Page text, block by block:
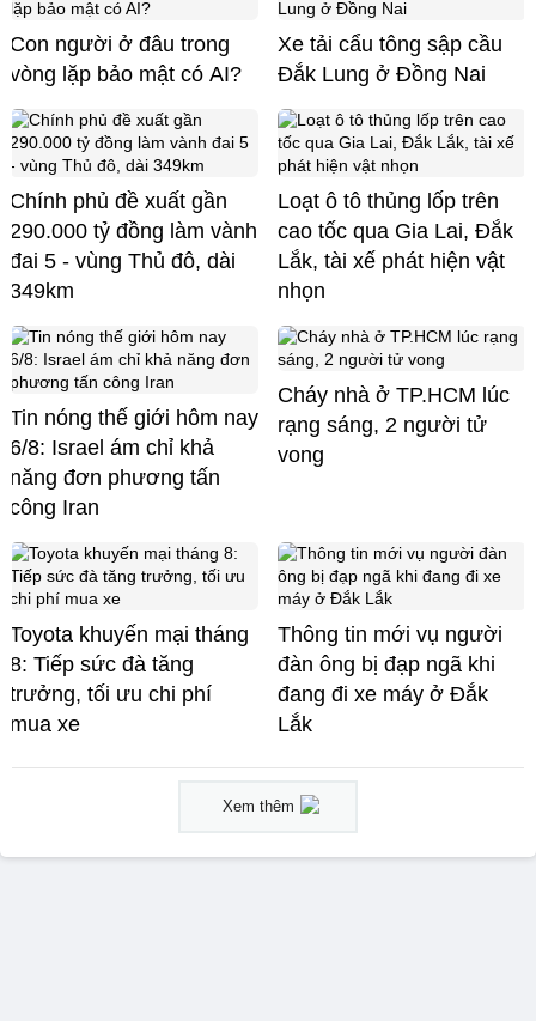
Con người ở đâu trong
vòng lặp bảo mật có AI?
Xe tải cẩu tông sập cầu
Đắk Lung ở Đồng Nai
Chính phủ đề xuất gần
290.000 tỷ đồng làm vành
đai 5 - vùng Thủ đô, dài
349km
Loạt ô tô thủng lốp trên
cao tốc qua Gia Lai, Đắk
Lắk, tài xế phát hiện vật
nhọn
Tin nóng thế giới hôm nay
6/8: Israel ám chỉ khả
năng đơn phương tấn
công Iran
Cháy nhà ở TP.HCM lúc
rạng sáng, 2 người tử
vong
Toyota khuyến mại tháng
8: Tiếp sức đà tăng
trưởng, tối ưu chi phí
mua xe
Thông tin mới vụ người
đàn ông bị đạp ngã khi
đang đi xe máy ở Đắk
Lắk
Xem thêm